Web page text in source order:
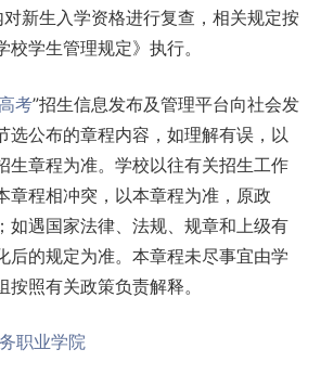
新生入学资格进行复查，相关规定按
学生管理规定》执行。
考”招生信息发布及管理平台向社会发
选公布的章程内容，如理解有误，以
生章程为准。学校以往有关招生工作
章程相冲突，以本章程为准，原政
如遇国家法律、法规、规章和上级有
后的规定为准。本章程未尽事宜由学
照有关政策负责解释。
职业学院